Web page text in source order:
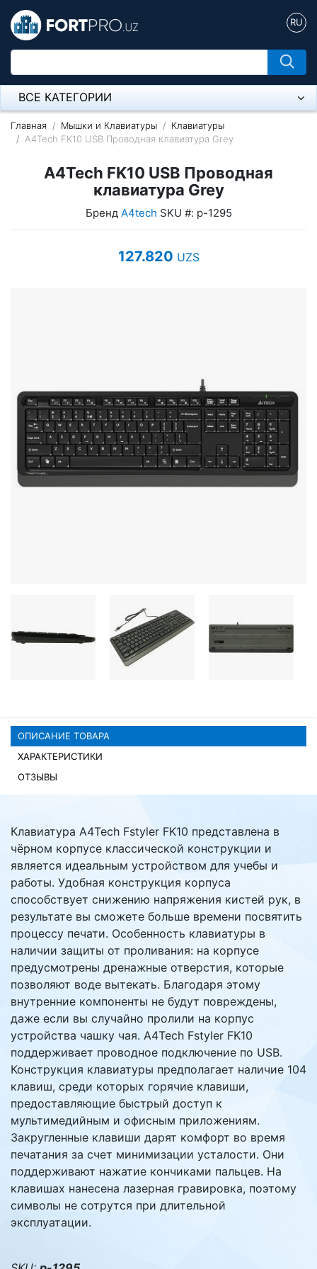
RU
ВСЕ КАТЕГОРИИ
Микрофон
Оборудование Mikrotik
UPS Источники бесперебойного питания
Мышки и Клавиатуры
Наушники
Сетевое оборудование
Компьютеры Fujitsu
Комплектующие ПК
Главная Мышки и Клавиатуры
Клавиатуры
A4Tech FK10 USB Проводная клавиатура Grey
A4Tech FK10 USB Проводная
клавиатура Grey
Бренд A4tech SKU #: p-1295
127.820 UZS
ОПИСАНИЕ ТОВАРА
ХАРАКТЕРИСТИКИ
ОТЗЫВЫ
Клавиатура A4Tech Fstyler FK10 представлена в
чёрном корпусе классической конструкции и
является идеальным устройством для учебы и
работы. Удобная конструкция корпуса
способствует снижению напряжения кистей рук, в
результате вы сможете больше времени посвятить
процессу печати. Особенность клавиатуры в
наличии защиты от проливания: на корпусе
предусмотрены дренажные отверстия, которые
позволяют воде вытекать. Благодаря этому
внутренние компоненты не будут повреждены,
даже если вы случайно пролили на корпус
устройства чашку чая. A4Tech Fstyler FK10
поддерживает проводное подключение по USB.
Конструкция клавиатуры предполагает наличие 104
клавиш, среди которых горячие клавиши,
предоставляющие быстрый доступ к
мультимедийным и офисным приложениям.
Закругленные клавиши дарят комфорт во время
печатания за счет минимизации усталости. Они
поддерживают нажатие кончиками пальцев. На
клавишах нанесена лазерная гравировка, поэтому
символы не сотрутся при длительной
эксплуатации.